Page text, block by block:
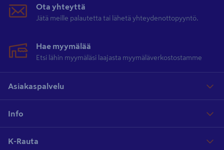
Ota yhteyttä
Jätä meille palautetta tai lähetä yhteydenottopyyntö.
Hae myymälää
Etsi lähin myymäläsi laajasta myymäläverkostostamme
Asiakaspalvelu
Info
K-Rauta